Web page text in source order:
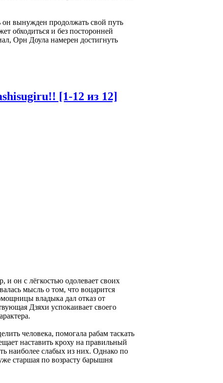
он вынужден продолжать свой путь
обходиться и без посторонней
Орн Доула намерен достигнуть
[1-12 из 12]
он с лёгкостью одолевает своих
мысль о том, что воцарится
владыка дал отказ от
Дзяхи успокаивает своего
человека, помогала рабам таскать
наставить кроху на правильный
наиболее слабых из них. Однако по
старшая по возрасту барышня